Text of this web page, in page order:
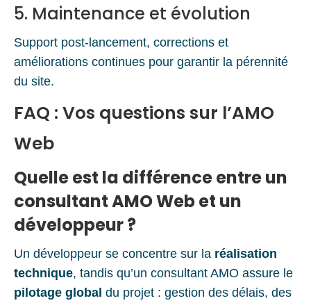
5. Maintenance et évolution
Support post-lancement, corrections et
améliorations continues pour garantir la pérennité
du site.
FAQ : Vos questions sur l’AMO
Web
Quelle est la différence entre un
consultant AMO Web et un
développeur ?
Un développeur se concentre sur la réalisation
technique, tandis qu’un consultant AMO assure le
pilotage global du projet : gestion des délais, des